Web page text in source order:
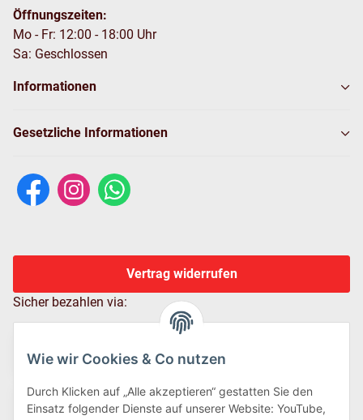
Wie wir Cookies & Co nutzen
Durch Klicken auf „Alle akzeptieren“ gestatten Sie den
Einsatz folgender Dienste auf unserer Website: YouTube,
Öffnungszeiten:
Mo - Fr: 12:00 - 18:00 Uhr
Sa: Geschlossen
Informationen
Gesetzliche Informationen
Vertrag widerrufen
Sicher bezahlen via: